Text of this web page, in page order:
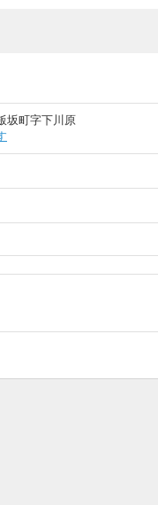
坂町字下川原